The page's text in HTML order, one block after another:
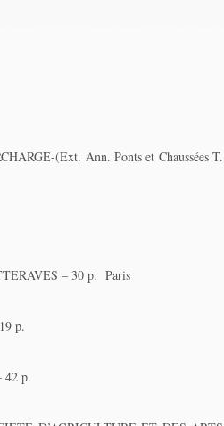
(Ext. Ann. Ponts et Chaussées T.
– 30 p. Paris
p.
42 p.